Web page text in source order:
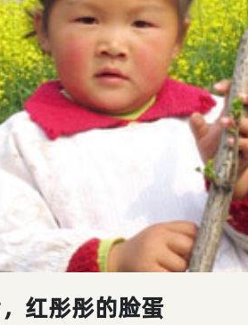
红彤彤的脸蛋